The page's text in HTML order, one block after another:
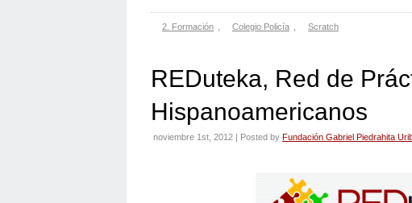
2. Formación Colegio Policía Scratch
REDuteka, Red de
Hispanoamericanos
noviembre 1st, 2012 | Posted by Fundación Gabriel Piedrahita